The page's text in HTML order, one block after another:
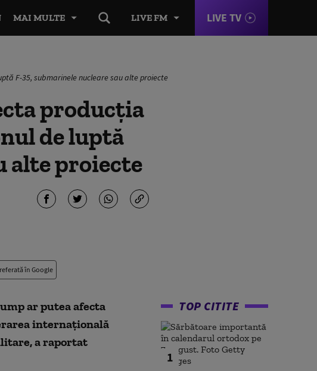
LIVE FM LIVE TV
MAI MULTE
F-35, submarinele nucleare sau alte proiecte
producția
de luptă
alte proiecte
în Google
ar putea afecta
internațională
a raportat
TOP CITITE
1